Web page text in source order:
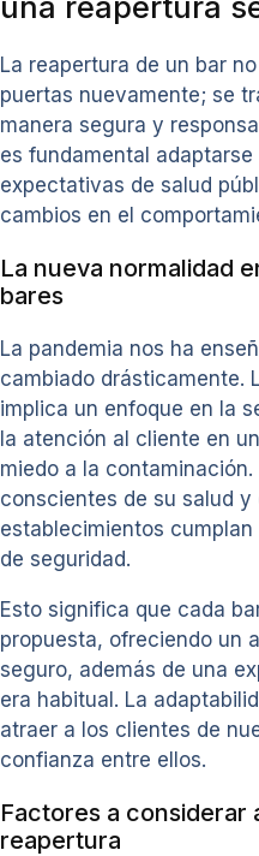
La reapertura de un bar
puertas nuevamente; se
manera segura y
es fundamental
expectativas de salud
cambios en el
La nueva normalidad
bares
La pandemia nos ha
cambiado drásticamente.
implica un enfoque en la
la atención al cliente en
miedo a la
conscientes de su salud y
establecimientos
de seguridad.
Esto significa que cada
propuesta, ofreciendo un
seguro, además de una
era habitual. La
atraer a los clientes de
confianza entre ellos.
Factores a considerar
reapertura